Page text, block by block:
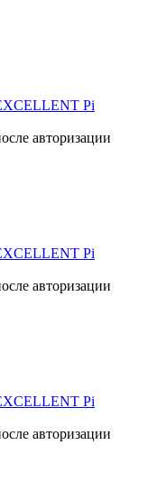
Pi
авторизации
Pi
авторизации
Pi
авторизации